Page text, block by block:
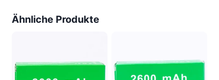
Ähnliche Produkte